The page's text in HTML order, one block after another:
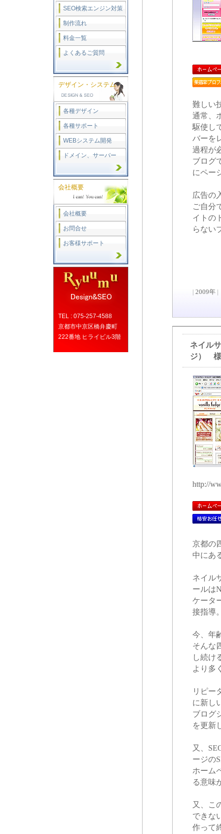
難しい
通常、
駆使し
バーを
過程が
ブログ
にペー
広告の
ご自分
イトの
らない
| 2009年 |
ネイル
ジ） 様
http://
京都の
中にあ
ネイル
ールは
ケータ
接指導
今、年
そんな
し続け
より多
リピー
に新し
ブログ
を更新
又、
ージの
ホーム
る意味
又、こ
できな
作って
SEO検索エンジン対策
制作流れ
料金一覧
よくあるご質問
デザイン・システム
各種デザイン
各種サポート
WEBシステム開発
ドメイン、サーバー
会社概要
会社概要
お問合せ
お客様サポート
TEL : 075-257-4588
京都市中京区橋弁慶町
222番地 ヒライビル3階